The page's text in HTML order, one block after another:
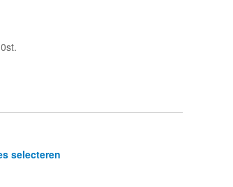
selecteren